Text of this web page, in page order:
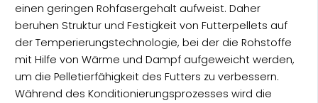
einen geringen Rohfasergehalt aufweist. Daher
beruhen Struktur und Festigkeit von Futterpellets auf
der Temperierungstechnologie, bei der die Rohstoffe
mit Hilfe von Wärme und Dampf aufgeweicht werden,
um die Pelletierfähigkeit des Futters zu verbessern.
Während des Konditionierungsprozesses wird die